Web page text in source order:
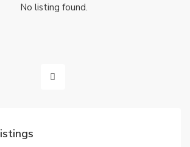
No listing found.